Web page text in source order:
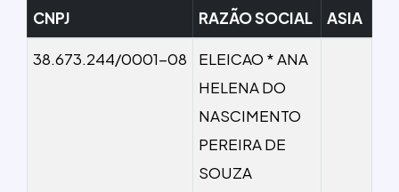
CNPJ RAZÃO SOCIAL
ASIA
38.673.244/0001-08
ELEICAO * ANA
HELENA DO
NASCIMENTO
PEREIRA DE
SOUZA